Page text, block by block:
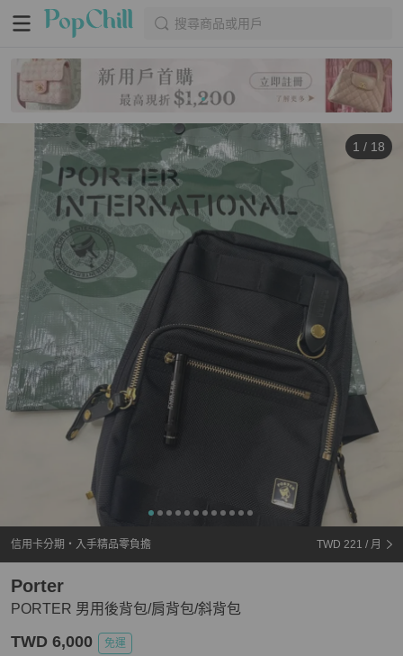
搜尋商品或用戶
1 / 18
信用卡分期・入手精品零負擔 TWD 221 / 月
PORTER 男用後背包/肩背包/斜背包
Porter
TWD 6,000 免運